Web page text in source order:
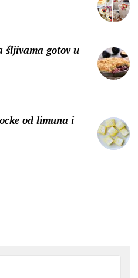
šljivama gotov u
od limuna i